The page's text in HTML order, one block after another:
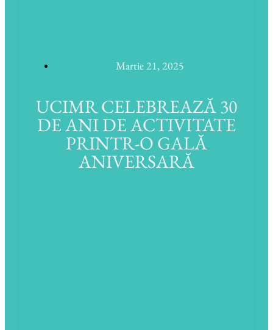
Martie 21, 2025
UCIMR CELEBREAZĂ 30
DE ANI DE ACTIVITATE
PRINTR-O GALĂ
ANIVERSARĂ